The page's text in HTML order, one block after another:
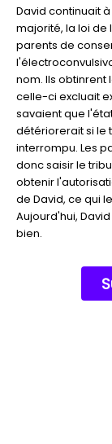
David continuait
majorité, la loi de
parents de
nom. Ils obtinrent
celle-ci excluait
savaient que
détériorerait si le
interrompu. Les
donc saisir le
obtenir
de David, ce qui
Aujourd'hui,
bien.